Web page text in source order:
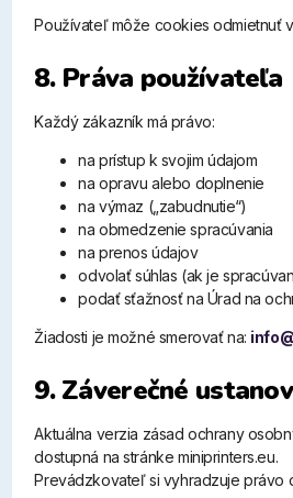
Používateľ môže cookies odmietnuť
8. Práva používateľa
Každý zákazník má právo:
na prístup k svojim údajom
na opravu alebo doplnenie
na výmaz („zabudnutie“)
na obmedzenie spracúvania
na prenos údajov
odvolať súhlas (ak je
podať sťažnosť na Úrad na
Žiadosti je možné smerovať na:
9. Záverečné
Aktuálna verzia zásad ochrany
dostupná na stránke miniprinters.eu.
Prevádzkovateľ si vyhradzuje právo